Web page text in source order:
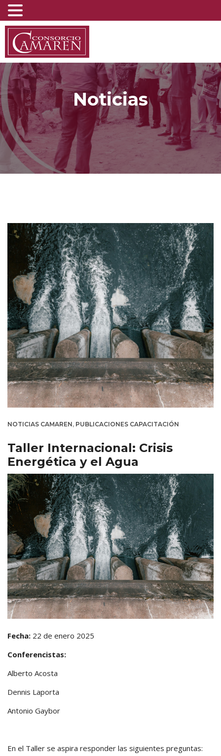
Noticias
NOTICIAS CAMAREN, PUBLICACIONES CAPACITACIÓN
Taller Internacional: Crisis
Energética y el Agua
Fecha: 22 de enero 2025
Conferencistas:
Alberto Acosta
Dennis Laporta
Antonio Gaybor
En el Taller se aspira responder las siguientes preguntas: